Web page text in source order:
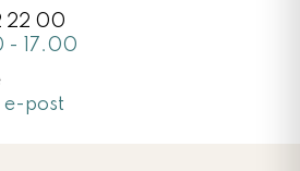
22 00
- 17.00
e-post